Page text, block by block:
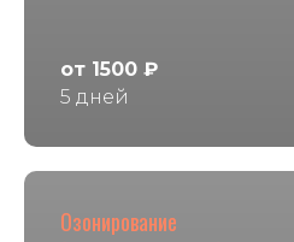
от 1500 ₽
5 дней
Озонирование